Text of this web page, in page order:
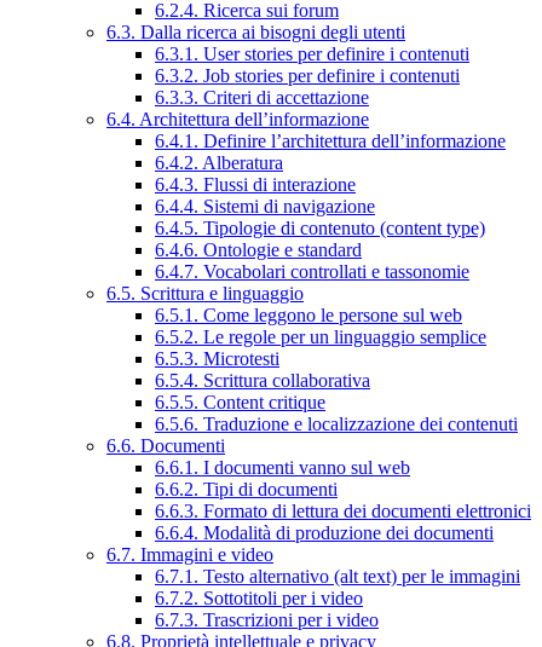
6.2.4. Ricerca sui forum
6.3. Dalla ricerca ai bisogni degli utenti
6.3.1. User stories per definire i contenuti
6.3.2. Job stories per definire i contenuti
6.3.3. Criteri di accettazione
6.4. Architettura dell’informazione
6.4.1. Definire l’architettura dell’informazione
6.4.2. Alberatura
6.4.3. Flussi di interazione
6.4.4. Sistemi di navigazione
6.4.5. Tipologie di contenuto (content type)
6.4.6. Ontologie e standard
6.4.7. Vocabolari controllati e tassonomie
6.5. Scrittura e linguaggio
6.5.1. Come leggono le persone sul web
6.5.2. Le regole per un linguaggio semplice
6.5.3. Microtesti
6.5.4. Scrittura collaborativa
6.5.5. Content critique
6.5.6. Traduzione e localizzazione dei contenuti
6.6. Documenti
6.6.1. I documenti vanno sul web
6.6.2. Tipi di documenti
6.6.3. Formato di lettura dei documenti elettronici
6.6.4. Modalità di produzione dei documenti
6.7. Immagini e video
6.7.1. Testo alternativo (alt text) per le immagini
6.7.2. Sottotitoli per i video
6.7.3. Trascrizioni per i video
6.8. Proprietà intellettuale e privacy